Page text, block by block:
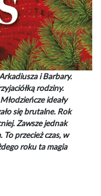
i Barbary.
rodziny.
ideały
się brutalne. Rok
Zawsze jednak
To przecież czas, w
roku ta magia